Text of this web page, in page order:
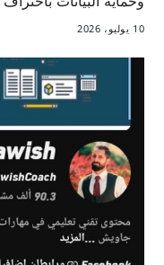
10 يوليو، 2026